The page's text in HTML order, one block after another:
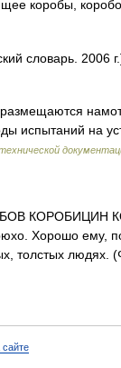
коробы,
словарь. 2006
испытаний на
КОРОБИЦИН
Хорошо ему,
толстых